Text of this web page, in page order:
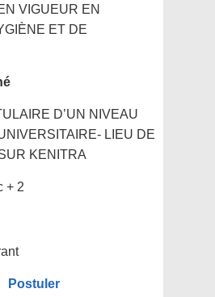
VIGUEUR EN
ET DE
D’UN NIVEAU
LIEU DE
KENITRA
+ 2
Postuler